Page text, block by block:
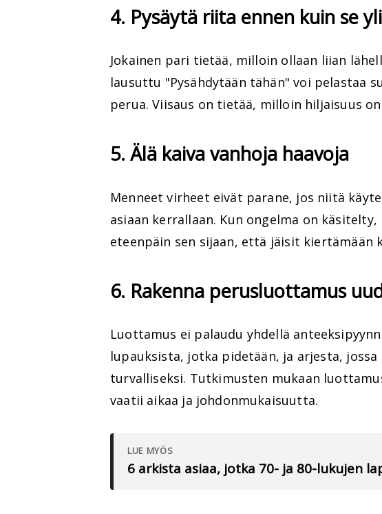
4. Pysäytä riita ennen kuin se
Jokainen pari tietää, milloin ollaan liian
lausuttu "Pysähdytään tähän" voi pelastaa
perua. Viisaus on tietää, milloin hiljaisuus
5. Älä kaiva vanhoja haavoja
Menneet virheet eivät parane, jos niitä
asiaan kerrallaan. Kun ongelma on
eteenpäin sen sijaan, että jäisit kiertämään
6. Rakenna perusluottamus
Luottamus ei palaudu yhdellä
lupauksista, jotka pidetään, ja arjesta,
turvalliseksi. Tutkimusten mukaan
vaatii aikaa ja johdonmukaisuutta.
LUE MYÖS
6 arkista asiaa, jotka 70- ja 80-lukujen